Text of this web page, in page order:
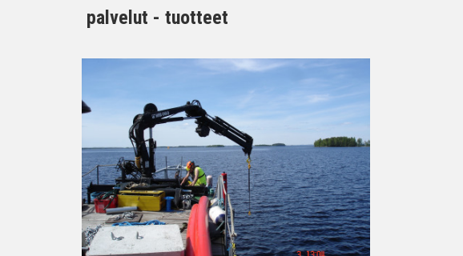
palvelut - tuotteet